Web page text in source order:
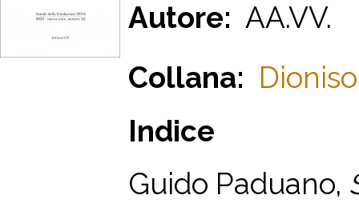
Autore: AA.VV.
Collana:
Indice
Guido Paduano,